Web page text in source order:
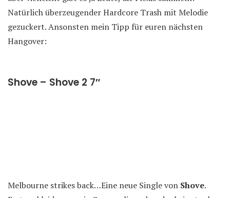
Natürlich überzeugender Hardcore Trash mit Melodie
gezuckert. Ansonsten mein Tipp für euren nächsten
Hangover:
Shove – Shove 2 7″
Melbourne strikes back…Eine neue Single von Shove.